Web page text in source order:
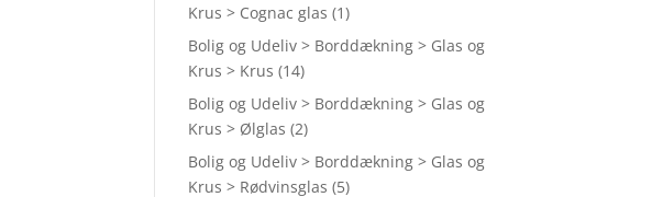
Krus > Cognac glas (1)
Bolig og Udeliv > Borddækning > Glas og
Krus > Krus (14)
Bolig og Udeliv > Borddækning > Glas og
Krus > Ølglas (2)
Bolig og Udeliv > Borddækning > Glas og
Krus > Rødvinsglas (5)